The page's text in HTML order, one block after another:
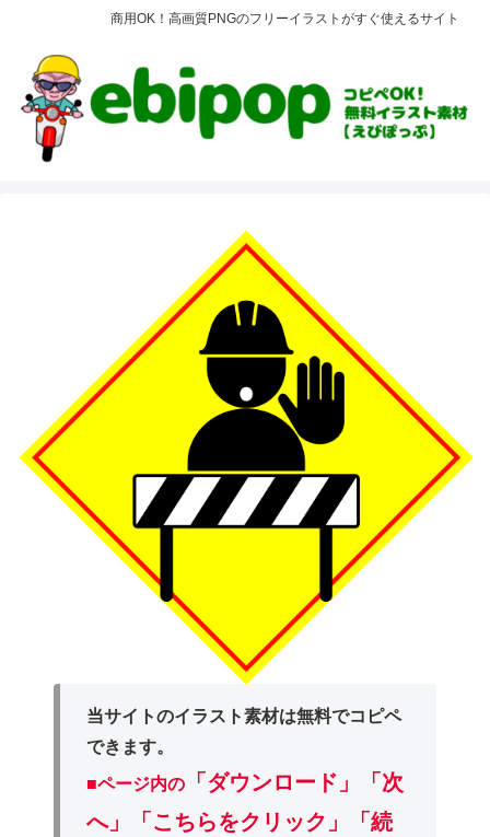
商用OK！高画質PNGのフリーイラストがすぐ使えるサイト
当サイトのイラスト素材は無料でコピペ
できます。
■ページ内の
「ダウンロード」
「次
へ」「こちらをクリック」「続